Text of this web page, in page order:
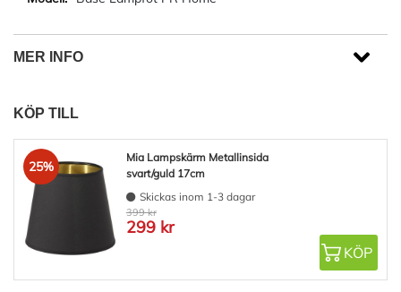
MER INFO
KÖP TILL
25%
Mia Lampskärm Metallinsida
svart/guld 17cm
Skickas inom 1-3 dagar
399 kr
299 kr
KÖP